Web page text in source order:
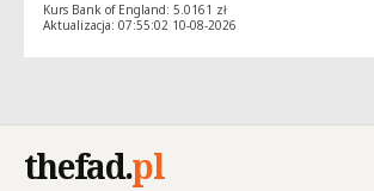
Kurs Bank of England: 5.0161 zł
Aktualizacja: 07:55:02 10-08-2026
thefad.pl